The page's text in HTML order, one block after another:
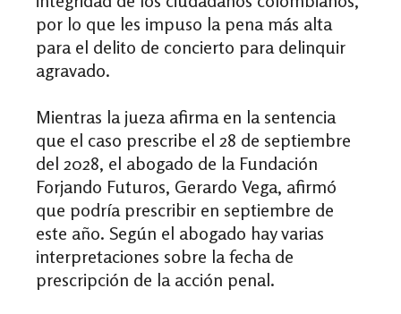
por lo que les impuso la pena más alta
para el delito de concierto para delinquir
agravado.
Mientras la jueza afirma en la sentencia
que el caso prescribe el 28 de septiembre
del 2028, el abogado de la Fundación
Forjando Futuros, Gerardo Vega, afirmó
que podría prescribir en septiembre de
este año. Según el abogado hay varias
interpretaciones sobre la fecha de
prescripción de la acción penal.